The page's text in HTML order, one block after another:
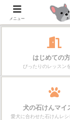
作る楽
はじめての
ぴったりのレッスン
犬の石けんマイ
愛犬に合わせた石けんレ
メニュー